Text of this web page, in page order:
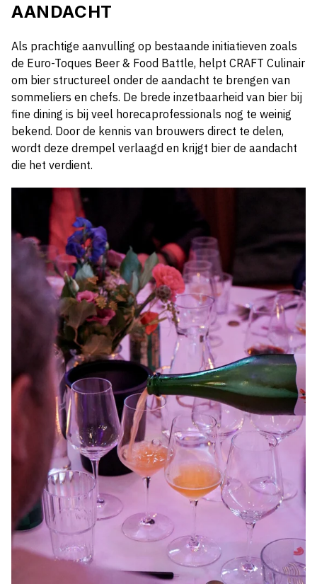
AANDACHT
Als prachtige aanvulling op bestaande initiatieven zoals
de Euro-Toques Beer & Food Battle, helpt CRAFT Culinair
om bier structureel onder de aandacht te brengen van
sommeliers en chefs. De brede inzetbaarheid van bier bij
fine dining is bij veel horecaprofessionals nog te weinig
bekend. Door de kennis van brouwers direct te delen,
wordt deze drempel verlaagd en krijgt bier de aandacht
die het verdient.